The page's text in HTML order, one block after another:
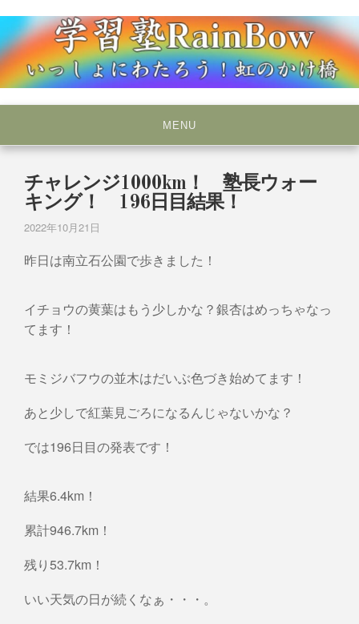
to
content
学習塾RainBow
MENU
チャレンジ1000km！ 塾長ウォー
キング！ 196日目結果！
2022年10月21日
昨日は南立石公園で歩きました！
イチョウの黄葉はもう少しかな？銀杏はめっちゃなっ
てます！
モミジバフウの並木はだいぶ色づき始めてます！
あと少しで紅葉見ごろになるんじゃないかな？
では196日目の発表です！
結果6.4km！
累計946.7km！
残り53.7km！
いい天気の日が続くなぁ・・・。